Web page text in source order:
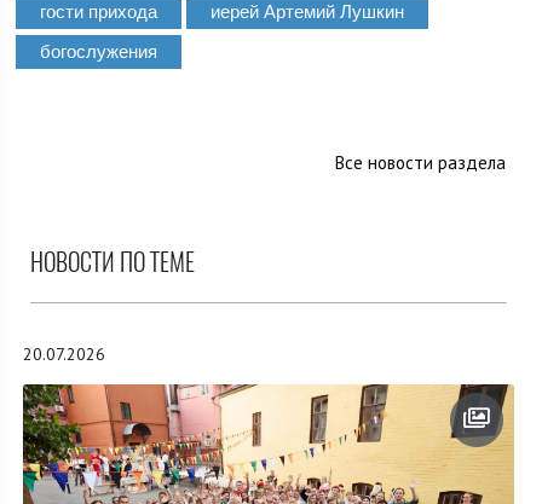
гости прихода
иерей Артемий Лушкин
богослужения
Все новости раздела
НОВОСТИ ПО ТЕМЕ
20.07.2026